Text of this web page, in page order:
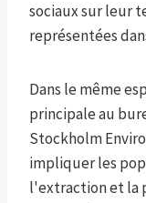
sociaux sur leur
représentées
Dans le même
principale au
Stockholm
impliquer les
l'extraction et la